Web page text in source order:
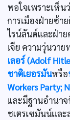
พอใจเพราะเห็น
การเมืองฝ่ายซ้า
ไรน์ลันด์และฝ่า
เจีย ความวุ่นวาย
เลอร์ (Adolf
ชาติเยอรมันหรือ
Workers Party;
และมีฐานอำนา
ชเตรเซมันน์แล